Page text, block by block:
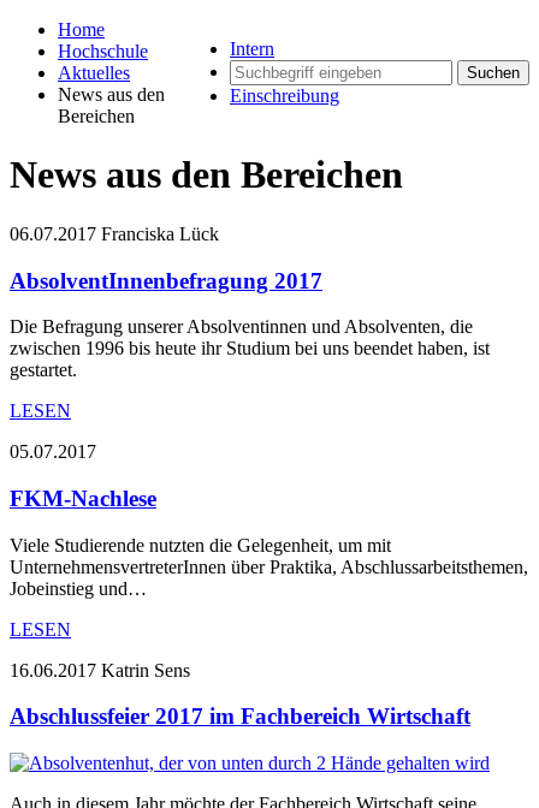
Intern
Suchen
Einschreibung
Home
Hochschule
Aktuelles
News aus den
Bereichen
News aus den Bereichen
06.07.2017 Franciska Lück
AbsolventInnenbefragung 2017
Die Befragung unserer Absolventinnen und Absolventen, die
zwischen 1996 bis heute ihr Studium bei uns beendet haben, ist
gestartet.
LESEN
05.07.2017
FKM-Nachlese
Viele Studierende nutzten die Gelegenheit, um mit
UnternehmensvertreterInnen über Praktika, Abschlussarbeitsthemen,
Jobeinstieg und…
LESEN
16.06.2017 Katrin Sens
Abschlussfeier 2017 im Fachbereich Wirtschaft